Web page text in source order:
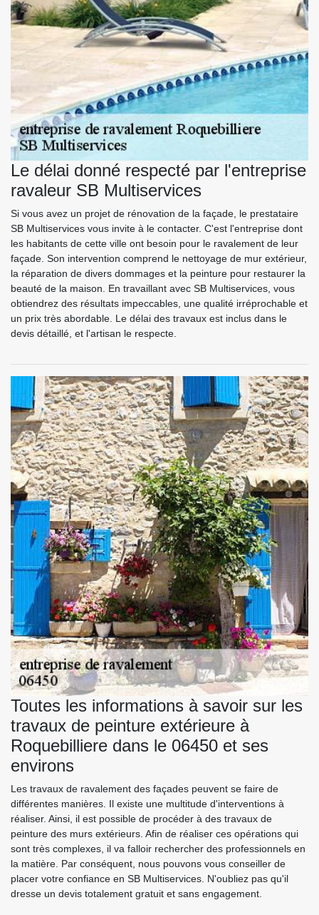
Le délai donné respecté par l'entreprise
ravaleur SB Multiservices
Si vous avez un projet de rénovation de la façade, le prestataire
SB Multiservices vous invite à le contacter. C'est l'entreprise dont
les habitants de cette ville ont besoin pour le ravalement de leur
façade. Son intervention comprend le nettoyage de mur extérieur,
la réparation de divers dommages et la peinture pour restaurer la
beauté de la maison. En travaillant avec SB Multiservices, vous
obtiendrez des résultats impeccables, une qualité irréprochable et
un prix très abordable. Le délai des travaux est inclus dans le
devis détaillé, et l'artisan le respecte.
Toutes les informations à savoir sur les
travaux de peinture extérieure à
Roquebilliere dans le 06450 et ses
environs
Les travaux de ravalement des façades peuvent se faire de
différentes manières. Il existe une multitude d'interventions à
réaliser. Ainsi, il est possible de procéder à des travaux de
peinture des murs extérieurs. Afin de réaliser ces opérations qui
sont très complexes, il va falloir rechercher des professionnels en
la matière. Par conséquent, nous pouvons vous conseiller de
placer votre confiance en SB Multiservices. N'oubliez pas qu'il
dresse un devis totalement gratuit et sans engagement.